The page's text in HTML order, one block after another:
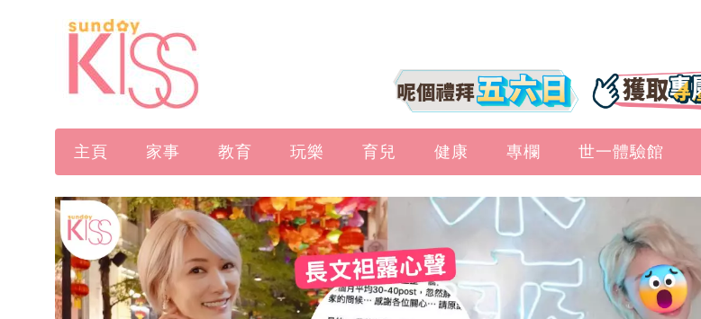
主頁 家事 教育 玩樂 育兒 健康 專欄 世一體驗館